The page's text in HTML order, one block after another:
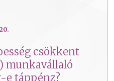
csökkent
munkavállaló
e táppénz?